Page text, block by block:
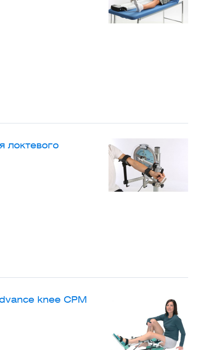
локтевого
knee CPM